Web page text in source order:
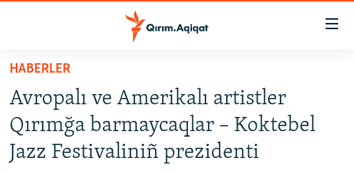
Esas
qaytmaq
Baş
navigatsiyağa
qaytmaq
SİYASET
İQTİSADİYAT
HABERLER
Avropalı ve Amerikalı artistler
Qırımğa barmaycaqlar – Koktebel
Jazz Festivaliniñ prezidenti